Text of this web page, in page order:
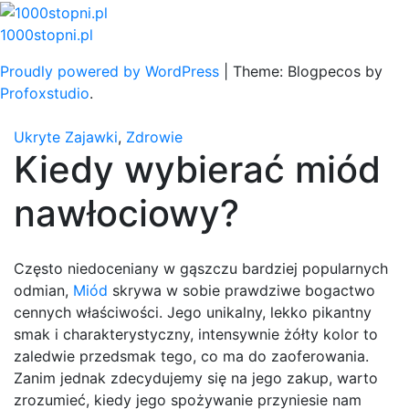
Skip
to
1000stopni.pl
Proudly powered by WordPress
Theme: Blogpecos by
Profoxstudio.
Ukryte Zajawki, Zdrowie
Kiedy wybierać miód
nawłociowy?
Często niedoceniany w gąszczu bardziej popularnych
odmian, Miód skrywa w sobie prawdziwe bogactwo
cennych właściwości. Jego unikalny, lekko pikantny
smak i charakterystyczny, intensywnie żółty kolor to
zaledwie przedsmak tego, co ma do zaoferowania.
Zanim jednak zdecydujemy się na jego zakup, warto
zrozumieć, kiedy jego spożywanie przyniesie nam